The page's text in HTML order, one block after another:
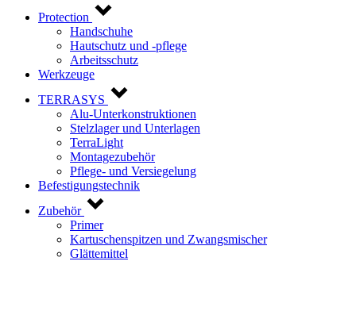
Protection
Handschuhe
Hautschutz und -pflege
Arbeitsschutz
Werkzeuge
TERRASYS
Alu-Unterkonstruktionen
Stelzlager und Unterlagen
TerraLight
Montagezubehör
Pflege- und Versiegelung
Befestigungstechnik
Zubehör
Primer
Kartuschenspitzen und Zwangsmischer
Glättemittel